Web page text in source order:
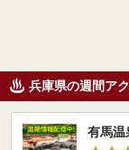
兵庫県の週間ア
有馬温